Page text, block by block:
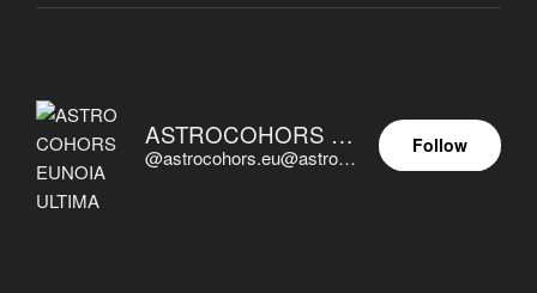
ASTROCOHORS EUNOIA ULTIMA
@astrocohors.eu@astrocohors.eu
Follow